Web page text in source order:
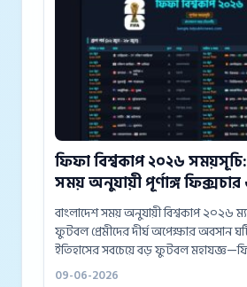
ফিফা বিশ্বকাপ ২০২৬
সময় অনুযায়ী পূর্ণাঙ্গ
বাংলাদেশ সময় অনুযায়ী বিশ্বকাপ ২০২৬
ফুটবল প্রেমীদের দীর্ঘ অপেক্ষার অবসান
ইতিহাসের সবচেয়ে বড় ফুটবল
উত্তর আমেরিকার তিন দেশ মেক্সিকো,
09-06-2026